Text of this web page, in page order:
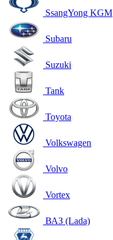
SsangYong KGM
Subaru
Suzuki
Tank
Toyota
Volkswagen
Volvo
Vortex
ВАЗ (Lada)